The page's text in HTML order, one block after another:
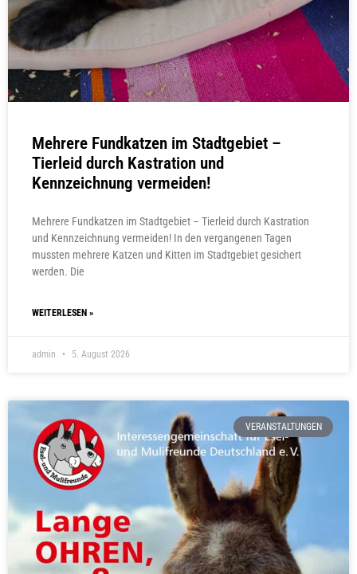
Mehrere Fundkatzen im Stadtgebiet –
Tierleid durch Kastration und
Kennzeichnung vermeiden!
Mehrere Fundkatzen im Stadtgebiet – Tierleid durch Kastration
und Kennzeichnung vermeiden! In den vergangenen Tagen
mussten mehrere Katzen und Kitten im Stadtgebiet gesichert
werden. Die
WEITERLESEN »
admin 5. August 2026
VERANSTALTUNGEN